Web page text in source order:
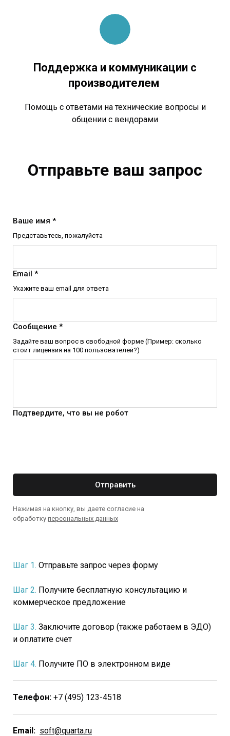
Поддержка и коммуникации с
производителем
Помощь с ответами на технические вопросы и
общении с вендорами
Отправьте ваш запрос
Шаг 1. Отправьте запрос через форму
Шаг 2. Получите бесплатную консультацию и
коммерческое предложение
Шаг 3. Заключите договор (также работаем в ЭДО)
и оплатите счет
Шаг 4. Получите ПО в электронном виде
Телефон: +7 (495) 123-4518
Email: soft@quarta.ru
Ваше имя *
Представьтесь, пожалуйста
Email *
Укажите ваш email для ответа
Сообщение *
Задайте ваш вопрос в свободной форме (Пример: сколько
стоит лицензия на 100 пользователей?)
Подтвердите, что вы не робот
Отправить
Нажимая на кнопку, вы даете согласие на
обработку персональных данных